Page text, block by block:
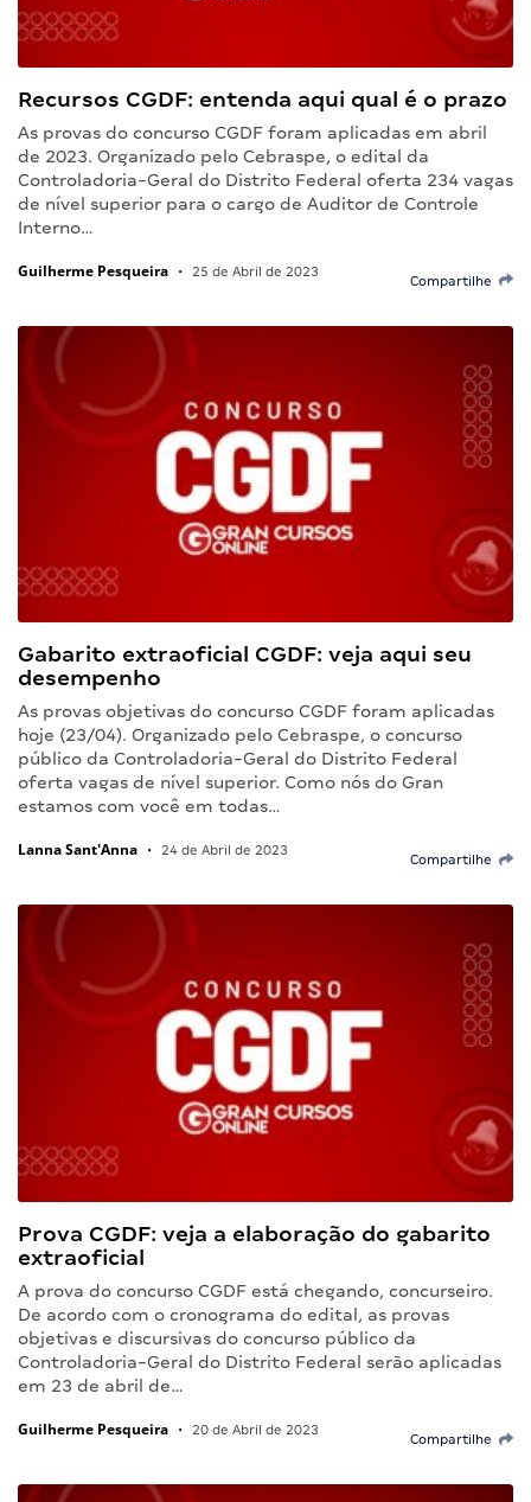
Recursos CGDF: entenda aqui qual é o prazo
As provas do concurso CGDF foram aplicadas em abril
de 2023. Organizado pelo Cebraspe, o edital da
Controladoria-Geral do Distrito Federal oferta 234 vagas
de nível superior para o cargo de Auditor de Controle
Interno…
Guilherme Pesqueira • 25 de Abril de 2023
Compartilhe
Gabarito extraoficial CGDF: veja aqui seu
desempenho
As provas objetivas do concurso CGDF foram aplicadas
hoje (23/04). Organizado pelo Cebraspe, o concurso
público da Controladoria-Geral do Distrito Federal
oferta vagas de nível superior. Como nós do Gran
estamos com você em todas…
Lanna Sant'Anna • 24 de Abril de 2023
Compartilhe
Prova CGDF: veja a elaboração do gabarito
extraoficial
A prova do concurso CGDF está chegando, concurseiro.
De acordo com o cronograma do edital, as provas
objetivas e discursivas do concurso público da
Controladoria-Geral do Distrito Federal serão aplicadas
em 23 de abril de…
Guilherme Pesqueira • 20 de Abril de 2023
Compartilhe